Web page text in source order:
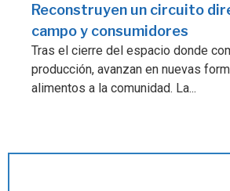
Reconstruyen un circuito
campo y consumidores
Tras el cierre del espacio donde
producción, avanzan en nuevas
alimentos a la comunidad. La...